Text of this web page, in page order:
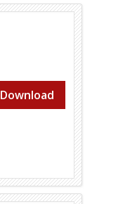
Download